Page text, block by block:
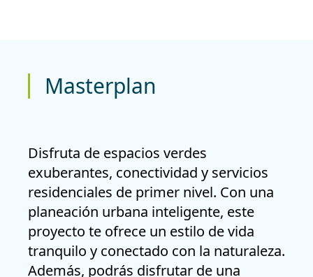
Masterplan
Disfruta de espacios verdes
exuberantes, conectividad y servicios
residenciales de primer nivel. Con una
planeación urbana inteligente, este
proyecto te ofrece un estilo de vida
tranquilo y conectado con la naturaleza.
Además, podrás disfrutar de una